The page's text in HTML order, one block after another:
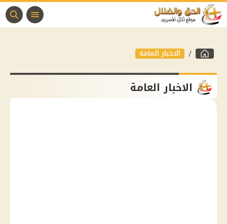
الاخبار العامة
الاخبار العامة